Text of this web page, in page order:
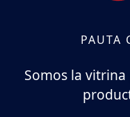
PAUTA
Somos la